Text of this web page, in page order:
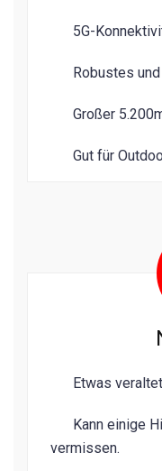
5G-
Robustes
Großer
Gut für
Etwas
Kann einige
vermissen.